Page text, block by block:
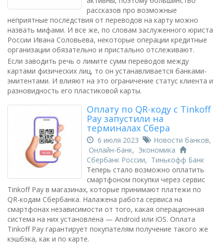
рассказов про возможные
неприятные последствия от переводов на карту можно
назвать мифами. И все же, по словам заслуженного юриста
России Ивана Соловьева, некоторые операции кредитные
организации обязательно и пристально отслеживают.
Если заводить речь о лимите сумм переводов между
картами физических лиц, то он устанавливается банками-
эмитентами. И влияют на это ограничение статус клиента и
разновидность его пластиковой карты.
Оплату по QR-коду с Tinkoff
Pay запустили на
терминалах Сбера
6 июля 2023 Новости банков,
Онлайн-банк, Экономика
Сбербанк России, Тинькофф Банк
Теперь стало возможно оплатить
смартфоном покупки через сервис
Tinkoff Pay в магазинах, которые принимают платежи по
QR-кодам Сбербанка. Налажена работа сервиса на
смартфонах независимости от того, какая операционная
система на них установлена — Android или iOS. Оплата
Tinkoff Pay гарантирует покупателям получение такого же
кэшбэка, как и по карте.